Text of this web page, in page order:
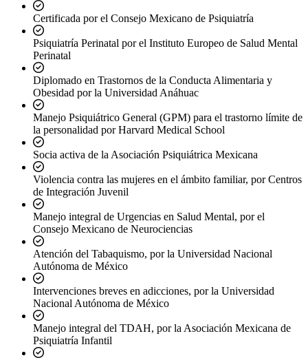
Certificada por el Consejo Mexicano de Psiquiatría
Psiquiatría Perinatal por el Instituto Europeo de Salud Mental
Perinatal
Diplomado en Trastornos de la Conducta Alimentaria y
Obesidad por la Universidad Anáhuac
Manejo Psiquiátrico General (GPM) para el trastorno límite de
la personalidad por Harvard Medical School
Socia activa de la Asociación Psiquiátrica Mexicana
Violencia contra las mujeres en el ámbito familiar, por Centros
de Integración Juvenil
Manejo integral de Urgencias en Salud Mental, por el
Consejo Mexicano de Neurociencias
Atención del Tabaquismo, por la Universidad Nacional
Autónoma de México
Intervenciones breves en adicciones, por la Universidad
Nacional Autónoma de México
Manejo integral del TDAH, por la Asociación Mexicana de
Psiquiatría Infantil